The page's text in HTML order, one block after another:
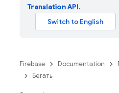
Translation API.
Firebase Documentation
Бегать